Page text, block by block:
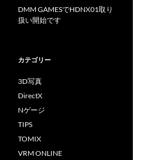
DMM GAMESでHDNX01取り
扱い開始です
カテゴリー
3D写真
DirectX
Nゲージ
TIPS
TOMIX
VRM ONLINE